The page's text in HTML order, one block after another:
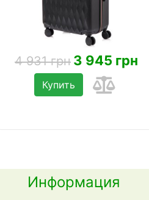
4 931 грн 3 945 грн
Купить
Информация